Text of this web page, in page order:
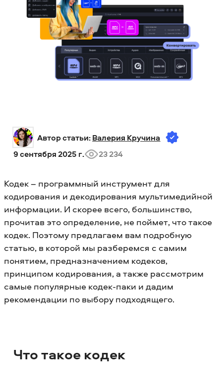
Автор статьи: Валерия Кручина
9 сентября 2025 г.
23 234
Кодек – программный инструмент для
кодирования и декодирования мультимедийной
информации. И скорее всего, большинство,
прочитав это определение, не поймет, что такое
кодек. Поэтому предлагаем вам подробную
статью, в которой мы разберемся с самим
понятием, предназначением кодеков,
принципом кодирования, а также рассмотрим
самые популярные кодек-паки и дадим
рекомендации по выбору подходящего.
Что такое кодек